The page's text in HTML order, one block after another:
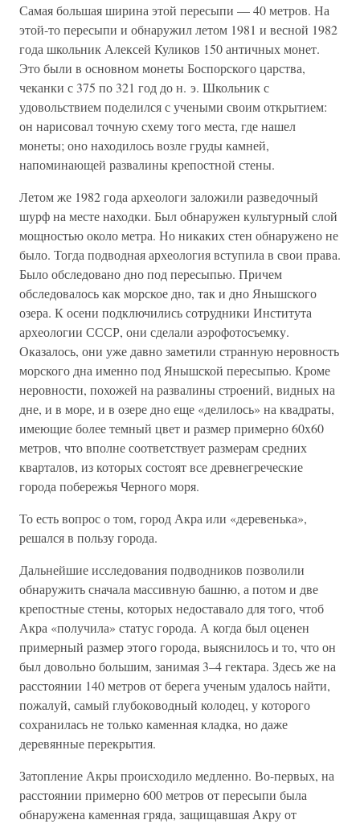
Самая большая ширина этой пересыпи — 40 метров. На
этой-то пересыпи и обнаружил летом 1981 и весной 1982
года школьник Алексей Куликов 150 античных монет.
Это были в основном монеты Боспорского царства,
чеканки с 375 по 321 год до н. э. Школьник с
удовольствием поделился с учеными своим открытием:
он нарисовал точную схему того места, где нашел
монеты; оно находилось возле груды камней,
напоминающей развалины крепостной стены.
Летом же 1982 года археологи заложили разведочный
шурф на месте находки. Был обнаружен культурный слой
мощностью около метра. Но никаких стен обнаружено не
было. Тогда подводная археология вступила в свои права.
Было обследовано дно под пересыпью. Причем
обследовалось как морское дно, так и дно Янышского
озера. К осени подключились сотрудники Института
археологии СССР, они сделали аэрофотосъемку.
Оказалось, они уже давно заметили странную неровность
морского дна именно под Янышской пересыпью. Кроме
неровности, похожей на развалины строений, видных на
дне, и в море, и в озере дно еще «делилось» на квадраты,
имеющие более темный цвет и размер примерно 60x60
метров, что вполне соответствует размерам средних
кварталов, из которых состоят все древнегреческие
города побережья Черного моря.
То есть вопрос о том, город Акра или «деревенька»,
решался в пользу города.
Дальнейшие исследования подводников позволили
обнаружить сначала массивную башню, а потом и две
крепостные стены, которых недоставало для того, чтоб
Акра «получила» статус города. А когда был оценен
примерный размер этого города, выяснилось и то, что он
был довольно большим, занимая 3–4 гектара. Здесь же на
расстоянии 140 метров от берега ученым удалось найти,
пожалуй, самый глубоководный колодец, у которого
сохранилась не только каменная кладка, но даже
деревянные перекрытия.
Затопление Акры происходило медленно. Во-первых, на
расстоянии примерно 600 метров от пересыпи была
обнаружена каменная гряда, защищавшая Акру от